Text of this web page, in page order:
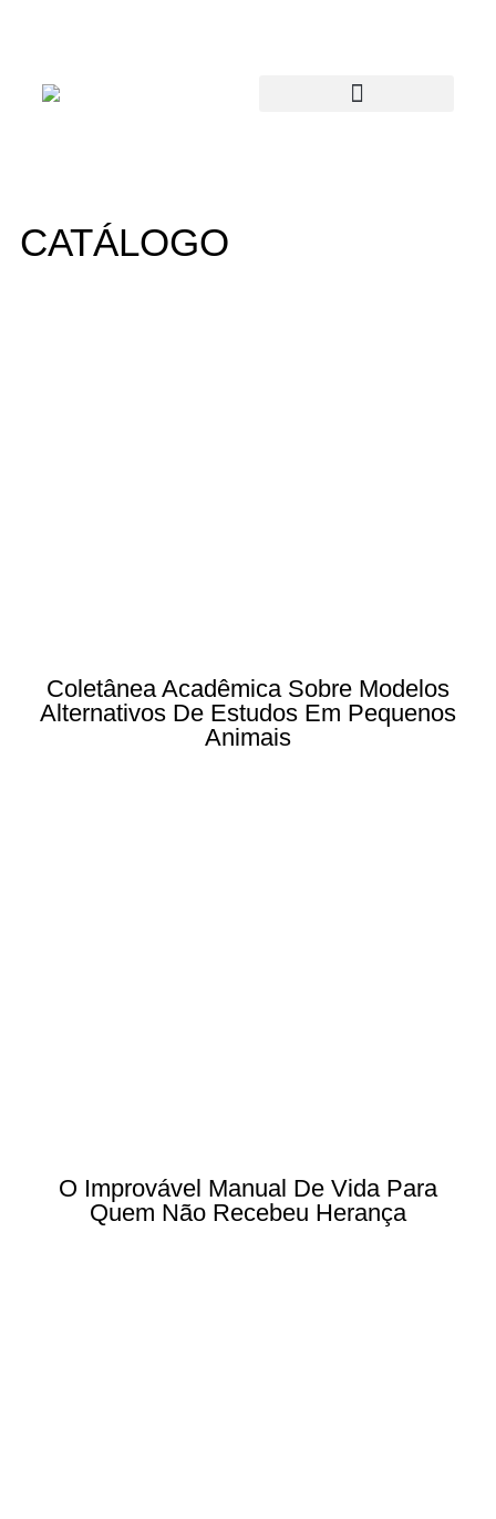
CATÁLOGO
Coletânea Acadêmica Sobre Modelos
Alternativos De Estudos Em Pequenos
Animais
O Improvável Manual De Vida Para
Quem Não Recebeu Herança